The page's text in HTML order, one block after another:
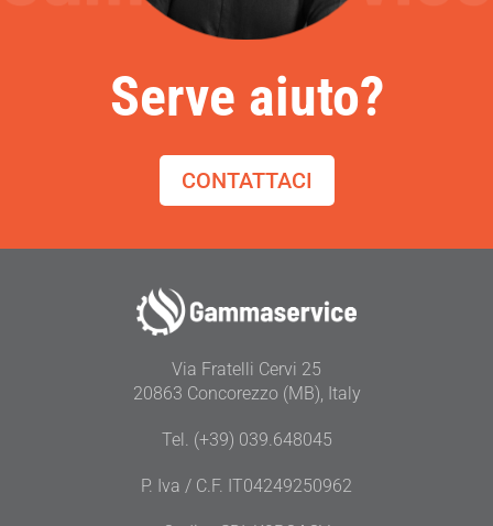
Serve aiuto?
CONTATTACI
Via Fratelli Cervi 25
20863 Concorezzo (MB), Italy
Tel. (+39) 039.648045
P. Iva / C.F. IT04249250962